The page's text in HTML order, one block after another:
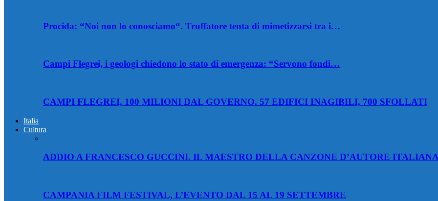
Procida: “Noi non lo conosciamo“. Truffatore tenta di mimetizzarsi tra i…
Campi Flegrei, i geologi chiedono lo stato di emergenza: “Servono fondi…
CAMPI FLEGREI, 100 MILIONI DAL GOVERNO. 57 EDIFICI INAGIBILI, 700 SFOLLATI
Italia
Cultura
ADDIO A FRANCESCO GUCCINI. IL MAESTRO DELLA CANZONE D’AUTORE
CAMPANIA FILM FESTIVAL, L’EVENTO DAL 15 AL 19 SETTEMBRE